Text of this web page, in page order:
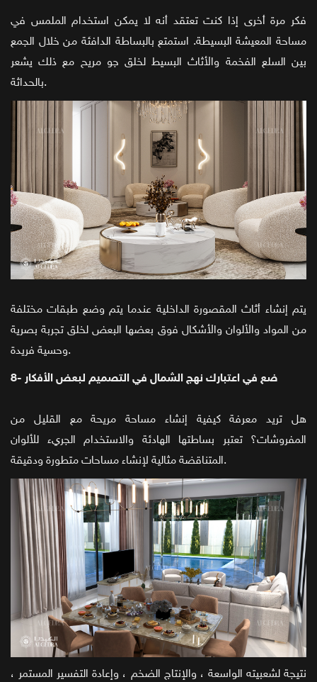
فكر مرة أخرى إذا كنت تعتقد أنه لا يمكن استخدام الملمس في
مساحة المعيشة البسيطة. استمتع بالبساطة الدافئة من خلال الجمع
بين السلع الفخمة والأثاث البسيط لخلق جو مريح مع ذلك يشعر
بالحداثة.
يتم إنشاء أثاث المقصورة الداخلية عندما يتم وضع طبقات مختلفة
من المواد والألوان والأشكال فوق بعضها البعض لخلق تجربة بصرية
وحسية فريدة.
8- ضع في اعتبارك نهج الشمال في التصميم لبعض الأفكار
هل تريد معرفة كيفية إنشاء مساحة مريحة مع القليل من
المفروشات؟ تعتبر بساطتها الهادئة والاستخدام الجريء للألوان
المتناقضة مثالية لإنشاء مساحات متطورة ودقيقة.
نتيجة لشعبيته الواسعة ، والإنتاج الضخم ، وإعادة التفسير المستمر ،